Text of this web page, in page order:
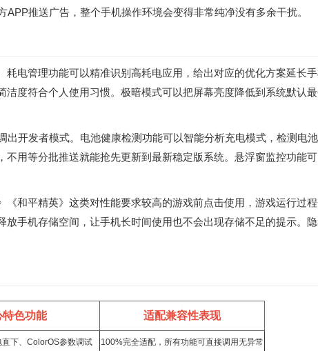
推送广告，整个手机操作环境会变得非常纯净没有多余干扰。
电管理功能可以精准识别高耗电应用，给出对应的优化方案延长
度符合个人使用习惯。极暗模式可以把屏幕亮度降低到系统默认
开发者模式。电池健康检测功能可以智能分析充电模式，检测电
用等分批推送就能抢先更新到最新稳定版系统。悬浮窗监控功能
和平精英》这类对性能要求较高的游戏前点击使用，游戏运行过
手机存储空间，让手机长时间使用也不会出现存储不足的提示。
特色功能 适配兼容性表现
下、ColorOS参数调试 100%完全适配，所有功能可直接调用无异常